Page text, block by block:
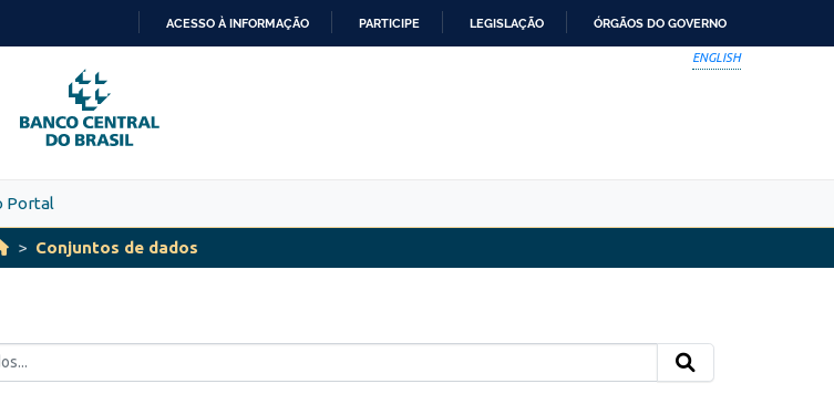
PARA
O
CONTEÚDO
ACESSO À INFORMAÇÃO PARTICIPE LEGISLAÇÃO ÓRGÃOS DO GOVERNO
ENGLISH
Portal
Conjuntos de dados